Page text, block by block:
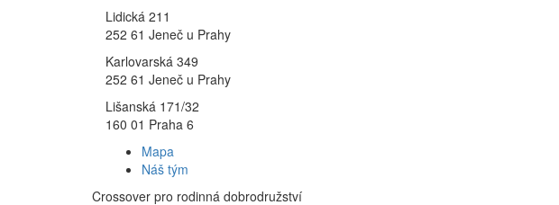
Lidická 211
252 61 Jeneč u Prahy
Karlovarská 349
252 61 Jeneč u Prahy
Lišanská 171/32
160 01 Praha 6
Mapa
Náš tým
Crossover pro rodinná dobrodružství